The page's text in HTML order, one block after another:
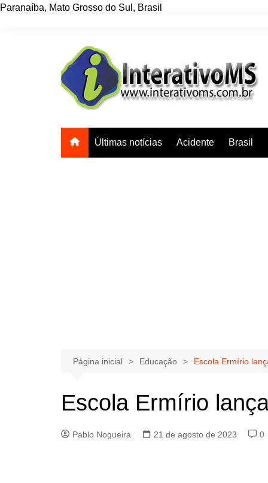
Paranaíba, Mato Grosso do Sul , Brasil
Últimas notícias Acidente Brasil
Página inicial Educação Escola Ermírio
Escola Ermírio
Pablo Nogueira 21 de agosto de 2023 0